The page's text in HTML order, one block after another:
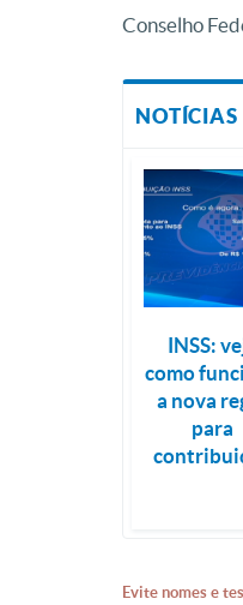
Conselho
INSS:
como
a nova
para
Evite nomes e